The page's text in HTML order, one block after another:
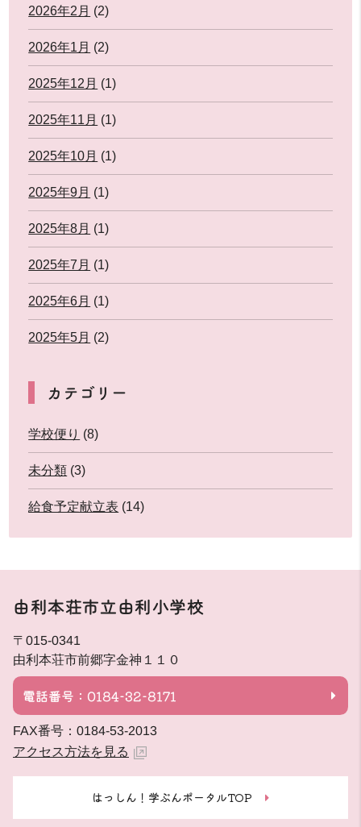
2026年2月 (2)
2026年1月 (2)
2025年12月 (1)
2025年11月 (1)
2025年10月 (1)
2025年9月 (1)
2025年8月 (1)
2025年7月 (1)
2025年6月 (1)
2025年5月 (2)
カテゴリー
学校便り (8)
未分類 (3)
給食予定献立表 (14)
由利本荘市立由利小学校
〒015-0341
由利本荘市前郷字金神１１０
電話番号：0184-32-8171
FAX番号：0184-53-2013
アクセス方法を見る
はっしん！学ぶんポータルTOP